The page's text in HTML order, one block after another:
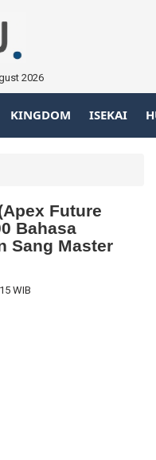
2026
KINGDOM ISEKAI
Future
Bahasa
Sang Master
WIB